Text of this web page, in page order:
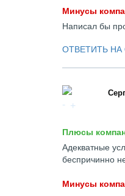
Минусы
Написал бы
ОТВЕТИТЬ НА
Плюсы
Адекватные
беспричинно
Минусы